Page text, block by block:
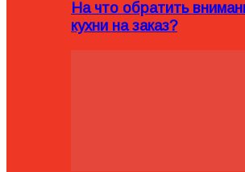
На что обратить
кухни на заказ?